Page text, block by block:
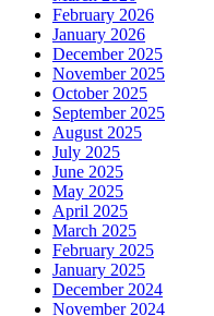
February 2026
January 2026
December 2025
November 2025
October 2025
September 2025
August 2025
July 2025
June 2025
May 2025
April 2025
March 2025
February 2025
January 2025
December 2024
November 2024